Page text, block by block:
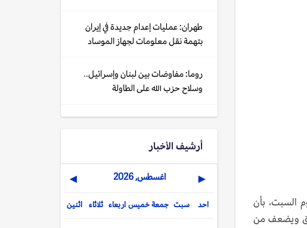
السبت، بأن
ويضعف من
طهران: عمليات إعدام جديدة في إيران
بتهمة نقل معلومات لجهاز الموساد
روما: مفاوضات بين لبنان وإسرائيل..
وسلاح حزب الله على الطاولة
أرشيف الأخبار
◀ اغسطس, 2026 ▶
اثنين ثلاثاء اربعاء خميس جمعة سبت احد